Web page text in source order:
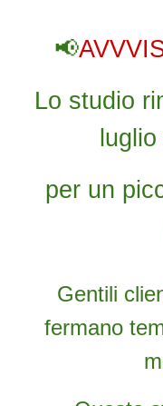
📢
Lo studio
per un
Gentili
fermano